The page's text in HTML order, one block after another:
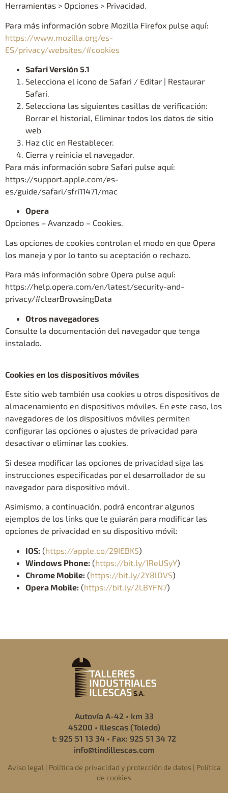
Herramientas > Opciones > Privacidad.
Para más información sobre Mozilla Firefox pulse aquí:
https://www.mozilla.org/es-
ES/privacy/websites/#cookies
Safari Versión 5.1
Selecciona el icono de Safari / Editar | Restaurar
Safari.
Selecciona las siguientes casillas de verificación:
Borrar el historial, Eliminar todos los datos de sitio
web
Haz clic en Restablecer.
Cierra y reinicia el navegador.
Para más información sobre Safari pulse aquí:
https://support.apple.com/es-
es/guide/safari/sfri11471/mac
Opera
Opciones – Avanzado – Cookies.
Las opciones de cookies controlan el modo en que Opera
los maneja y por lo tanto su aceptación o rechazo.
Para más información sobre Opera pulse aquí:
https://help.opera.com/en/latest/security-and-
privacy/#clearBrowsingData
Otros navegadores
Consulte la documentación del navegador que tenga
instalado.
Cookies en los dispositivos móviles
Este sitio web también usa cookies u otros dispositivos de
almacenamiento en dispositivos móviles. En este caso, los
navegadores de los dispositivos móviles permiten
configurar las opciones o ajustes de privacidad para
desactivar o eliminar las cookies.
Si desea modificar las opciones de privacidad siga las
instrucciones especificadas por el desarrollador de su
navegador para dispositivo móvil.
Asimismo, a continuación, podrá encontrar algunos
ejemplos de los links que le guiarán para modificar las
opciones de privacidad en su dispositivo móvil:
IOS: (https://apple.co/29IEBKS)
Windows Phone: (https://bit.ly/1ReUSyY)
Chrome Mobile: (https://bit.ly/2Y8lDVS)
Opera Mobile: (https://bit.ly/2LBYFN7)
Autovía A-42 • km 33
45200 • Illescas (Toledo)
t: 925 51 13 34 • Fax: 925 51 34 72
info@tindillescas.com
Aviso legal | Política de privacidad y protección de datos| Política
de cookies